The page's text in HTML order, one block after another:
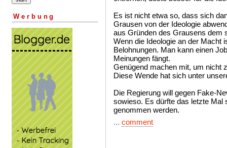
Werbung
Es ist nicht etwa so, dass sich
Grausen von der Ideologie
aus Gründen des Grausens dem
Wenn die Ideologie an der Macht
Belohnungen. Man kann einen
Meinungen fängt.
Genügend machen mit, um nicht
Diese Wende hat sich unter
Die Regierung will gegen Fake-
sowieso. Es dürfte das letzte Mal
genommen werden.
... comment